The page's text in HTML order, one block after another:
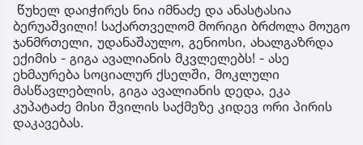
წუხელ დაიჭირეს ნია იმნაძე და ანასტასია
ბერუაშვილი! საქართველომ მორიგი ბრძოლა მოუგო
ჯანმრთელი, უდანაშაულო, გენიოსი, ახალგაზრდა
ექიმის - გიგა ავალიანის მკვლელებს! - ასე
ეხმაურება სოციალურ ქსელში, მოკლული
მასწავლებლის, გიგა ავალიანის დედა, ეკა
კუპატაძე მისი შვილის საქმეზე კიდევ ორი პირის
დაკავებას.